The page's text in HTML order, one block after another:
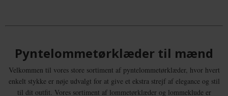
Pyntelommetørklæder til mænd
Velkommen til vores store sortiment af pyntelommetørklæder, hvor hvert
enkelt stykke er nøje udvalgt for at give et ekstra strejf af elegance og stil
til dit outfit. Vores sortiment af lommetørklæder og lommeklude er